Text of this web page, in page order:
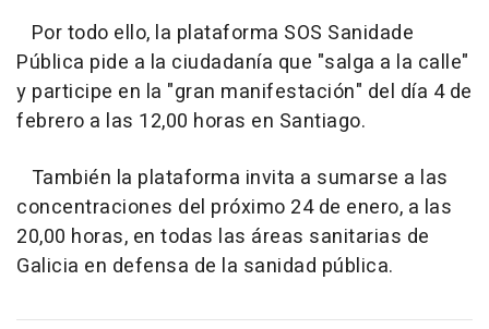
Por todo ello, la plataforma SOS Sanidade
Pública pide a la ciudadanía que "salga a la calle"
y participe en la "gran manifestación" del día 4 de
febrero a las 12,00 horas en Santiago.
También la plataforma invita a sumarse a las
concentraciones del próximo 24 de enero, a las
20,00 horas, en todas las áreas sanitarias de
Galicia en defensa de la sanidad pública.